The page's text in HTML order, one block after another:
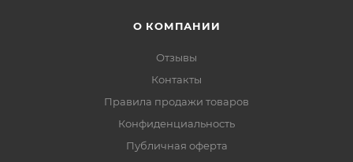
О КОМПАНИИ
Отзывы
Контакты
Правила продажи товаров
Конфиденциальность
Публичная оферта